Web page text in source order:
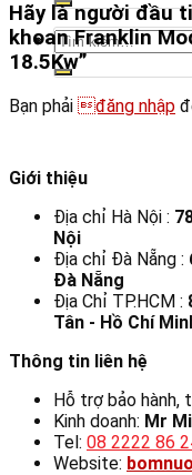
Tìm
kiếm:
Hãy là người đầu
khoan Franklin
18.5Kw”
Bạn phải đăng nhập
Giới thiệu
Địa chỉ Hà Nội :
Nội
Địa chỉ Đà Nẵng :
Đà Nẵng
Địa Chỉ TP.HCM :
Tân - Hồ Chí
Thông tin liên hệ
Hỗ trợ bảo hành,
Kinh doanh: Mr
Tel: 08 2222 86
Website: